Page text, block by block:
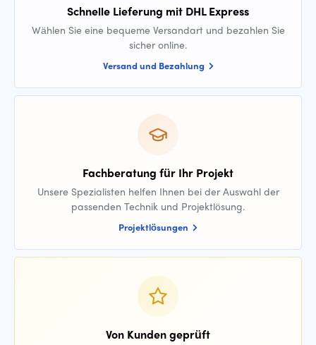
Schnelle Lieferung mit DHL Express
Wählen Sie eine bequeme Versandart und bezahlen Sie
sicher online.
Versand und Bezahlung
Fachberatung für Ihr Projekt
Unsere Spezialisten helfen Ihnen bei der Auswahl der
passenden Technik und Projektlösung.
Projektlösungen
Von Kunden geprüft